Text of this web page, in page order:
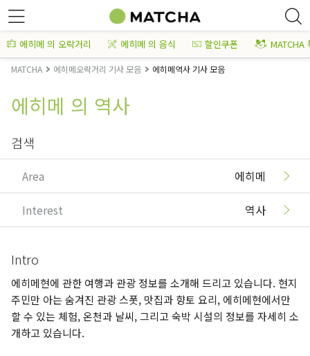
에히메 의 오락거리 에히메 의 음식 할인쿠폰 MATCHA
MATCHA 에히메오락거리 기사 모음 에히메역사 기사 모음
에히메 의 역사
검색
Area 에히메
Interest 역사
Intro
에히메현에 관한 여행과 관광 정보를 소개해 드리고 있습니다. 현지
주민만 아는 숨겨진 관광 스폿, 맛집과 향토 요리, 에히메현에서만
할 수 있는 체험, 온천과 날씨, 그리고 숙박 시설의 정보를 자세히 소
개하고 있습니다.